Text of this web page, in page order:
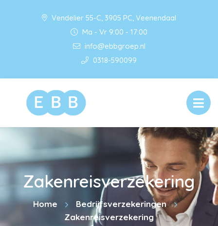
Vendelier 55-C, 3905 PC, Veenendaal
Ma - Vr 9:00 - 17:00
info@ebbgroep.nl
0318-590099
Zakenreisverzekering
Home
Bedrijfsverzekeringen
Zakenreisverzekering